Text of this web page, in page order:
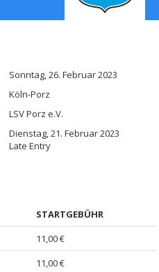
Sonntag, 26. Februar 2023
Köln-Porz
LSV Porz e.V.
Dienstag, 21. Februar 2023
Late Entry
STARTGEBÜHR
11,00 €
11,00 €